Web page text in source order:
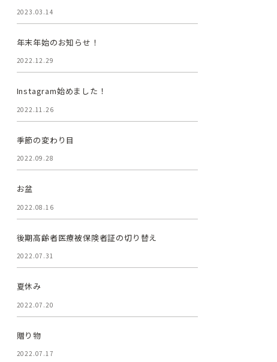
2023.03.14
年末年始のお知らせ！
2022.12.29
Instagram始めました！
2022.11.26
季節の変わり目
2022.09.28
お盆
2022.08.16
後期高齢者医療被保険者証の切り替え
2022.07.31
夏休み
2022.07.20
贈り物
2022.07.17